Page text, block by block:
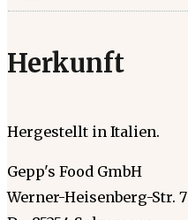
Herkunft
Hergestellt in Italien.
Gepp's Food GmbH
Werner-Heisenberg-Str. 7